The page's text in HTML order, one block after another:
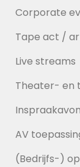
Corporate
Tape act /
Live streams
Theater- en
AV
(Bedrijfs-)